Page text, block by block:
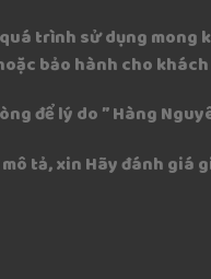
trình sử dụng mong
bảo hành cho khách
để lý do ” Hàng
tả, xin Hãy đánh giá